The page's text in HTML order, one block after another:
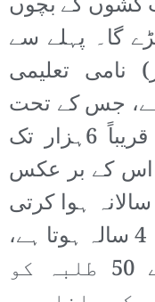
گا۔ پہلے سے
نامی تعلیمی
ہے، جس کے تحت
طلبہ کو ایک سمسٹر کی قریباً 6ہزار تک
اس کے بر عکس
روپے سالانہ ہوا کرتی
تھی۔ بی ایس سسٹم جو کہ 4 سالہ ہوتا ہے،
میں کالجز صرف 40 سے 50 طلبہ کو